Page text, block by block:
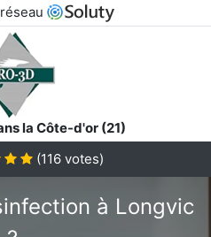
la Côte-d'or (21)
(116 votes)
à Longvic